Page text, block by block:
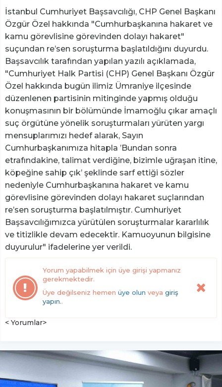
İstanbul Cumhuriyet Başsavcılığı, CHP Genel Başkanı
Özgür Özel hakkında "Cumhurbaşkanına hakaret ve
kamu görevlisine görevinden dolayı hakaret"
suçundan re’sen soruşturma başlatıldığını duyurdu.
Başsavcılık tarafından yapılan yazılı açıklamada,
"Cumhuriyet Halk Partisi (CHP) Genel Başkanı Özgür
Özel hakkında bugün ilimiz Ümraniye ilçesinde
düzenlenen partisinin mitinginde yapmış olduğu
konuşmasının bir bölümünde İmamoğlu çıkar amaçlı
suç örgütüne yönelik soruşturmaları yürüten yargı
mensuplarımızı hedef alarak, Sayın
Cumhurbaşkanımıza hitapla ’Bundan sonra
etrafındakine, talimat verdiğine, bizimle uğraşan itine,
köpeğine sahip çık’ şeklinde sarf ettiği sözler
nedeniyle Cumhurbaşkanına hakaret ve kamu
görevlisine görevinden dolayı hakaret suçlarından
re’sen soruşturma başlatılmıştır. Cumhuriyet
Başsavcılığımızca yürütülen soruşturmalar kararlılık
ve titizlikle devam edecektir. Kamuoyunun bilgisine
duyurulur" ifadelerine yer verildi.
Yorum yapabilmek için üye girişi yapmanız
gerekmektedir.
Üye değilseniz hemen üye olun veya giriş
yapın..
< Yorumlar>